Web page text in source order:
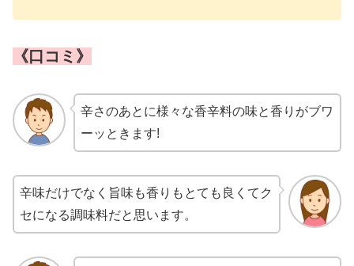
《口コミ》
辛さのあとに様々な香辛料の味と香りがブワ
ーッときます!
辛味だけでなく旨味も香りもとても良くてク
セになる調味料だと思います。